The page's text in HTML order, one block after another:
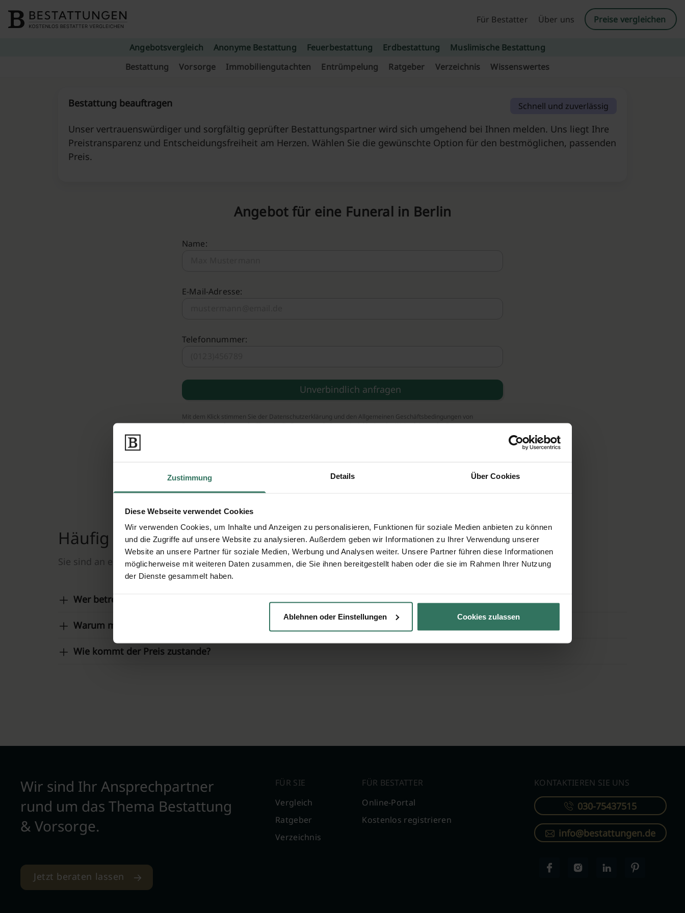
Zustimmung Details Über Cookies
Diese Webseite verwendet Cookies
Wir verwenden Cookies, um Inhalte und Anzeigen zu personalisieren, Funktionen für soziale Medien anbieten zu können
und die Zugriffe auf unsere Website zu analysieren. Außerdem geben wir Informationen zu Ihrer Verwendung unserer
Website an unsere Partner für soziale Medien, Werbung und Analysen weiter. Unsere Partner führen diese Informationen
möglicherweise mit weiteren Daten zusammen, die Sie ihnen bereitgestellt haben oder die sie im Rahmen Ihrer Nutzung
der Dienste gesammelt haben.
Ablehnen oder Einstellungen Cookies zulassen
Für Bestatter
Über uns Preise vergleichen
Angebotsvergleich Anonyme Bestattung Feuerbestattung Erdbestattung
Muslimische Bestattung
Bestattung
Vorsorge Immobiliengutachten Entrümpelung Ratgeber Verzeichnis Wissenswertes
Bestattung beauftragen Schnell und zuverlässig
Unser vertrauenswürdiger und sorgfältig geprüfter Bestattungspartner wird sich umgehend bei Ihnen melden. Uns liegt Ihre
Preistransparenz und Entscheidungsfreiheit am Herzen. Wählen Sie die gewünschte Option für den bestmöglichen, passenden
Preis.
Angebot für eine Funeral in Berlin
Name:
E-Mail-Adresse:
Telefonnummer:
Mit dem Klick stimmen Sie der Datenschutzerklärung und den Allgemeinen Geschäftsbedingungen von
Bestattungen.de zu und willigen in die Datenverarbeitung ein, inklusive der Weiterleitung der Daten an unsere
Häufig gestellte Fragen
Sie sind an einer reibungslosen, respektvollen aber günstigen Bestattung interessiert? Wir beantworten Ihre Fragen.
Wer betreibt diese Website?
Warum muss ich eine Anfrage ausfüllen?
Wie kommt der Preis zustande?
Wir sind Ihr Ansprechpartner
rund um das Thema Bestattung
& Vorsorge.
Jetzt beraten lassen
FÜR SIE
Vergleich
Ratgeber
Verzeichnis
FÜR BESTATTER
Online-Portal
Kostenlos registrieren
KONTAKTIEREN SIE UNS
030-75437515
info@bestattungen.de